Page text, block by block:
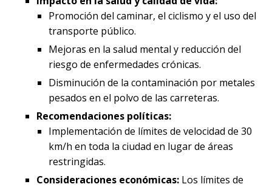
Promoción del caminar, el ciclismo y el uso del
transporte público.
Mejoras en la salud mental y reducción del
riesgo de enfermedades crónicas.
Disminución de la contaminación por metales
pesados en el polvo de las carreteras.
Recomendaciones políticas:
Implementación de límites de velocidad de 30
km/h en toda la ciudad en lugar de áreas
restringidas.
Consideraciones económicas: Los límites de